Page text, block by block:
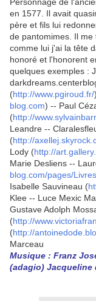
en 1577. Il avait
père et fils lui
de pantomimes. Il
comme lui j'ai la tête
honoré et l'honorent
quelques exemples :
(http://www.pgiroud.fr/
blog.com) -- Paul
(http://
Leandre --
(http://
Lody (http://
Marie Desliens --
blog.com/pages/
Isabelle Sauvineau (
Klee -- Luce Mexic
Gustave Adolph
(http://
(http://
Marceau
Musique : Franz
(adagio) Jacqueline